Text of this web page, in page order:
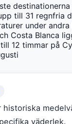
destinationerna
till 31 regnfria
under andra
Costa Blanca
12 timmar på
väderlek.